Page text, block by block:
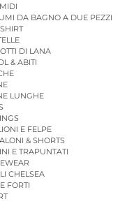
DA BAGNO A DUE PEZZI
DI LANA
& ABITI
LUNGHE
E FELPE
& SHORTS
E TRAPUNTATI
CHELSEA
FORTI